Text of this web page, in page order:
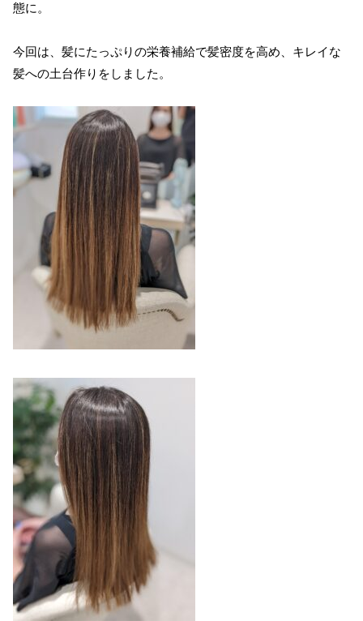
態に。
今回は、髪にたっぷりの栄養補給で髪密度を高め、キレイな
髪への土台作りをしました。